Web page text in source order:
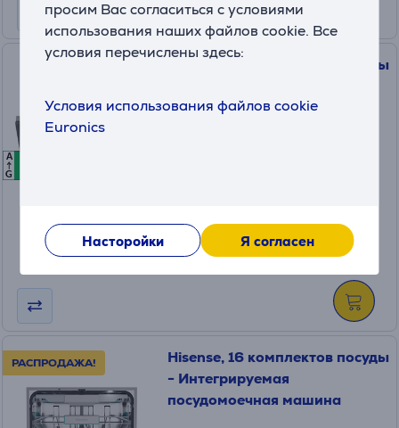
просим Вас согласиться с условиями
использования наших файлов cookie. Все
условия перечислены здесь:
Условия использования файлов cookie
Euronics
Насторойки Я согласен
A
G
Hisense, 16 комплектов посуды
посудомоечная машина
679.99 €
Месячная плата от 23 €
РАСПРОДАЖА!
Hisense, 16 комплектов посуды
- Интегрируемая
посудомоечная машина